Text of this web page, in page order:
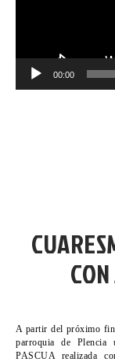
00:00
A partir del próximo fin de semana, 21 DE FEBRERO. se podrá visitar en la
parroquia de Plencia
PASCUA realizada